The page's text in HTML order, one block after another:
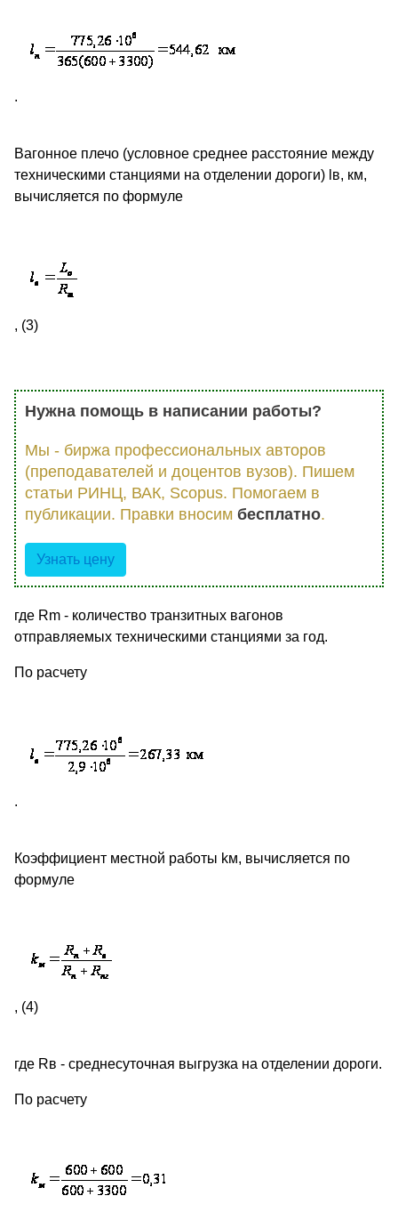
.
Вагонное плечо (условное среднее расстояние между
техническими станциями на отделении дороги) lв, км,
вычисляется по формуле
, (3)
Нужна помощь в написании работы?
Мы - биржа профессиональных авторов
(преподавателей и доцентов вузов). Пишем
статьи РИНЦ, ВАК, Scopus. Помогаем в
публикации. Правки вносим бесплатно.
Узнать цену
где Rm - количество транзитных вагонов
отправляемых техническими станциями за год.
По расчету
.
Коэффициент местной работы kм, вычисляется по
формуле
, (4)
где Rв - среднесуточная выгрузка на отделении дороги.
По расчету